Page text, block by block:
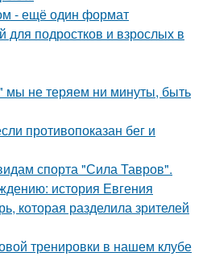
- ещё один формат
для подростков и взрослых в
мы не теряем ни минуты, быть
противопоказан бег и
спорта "Сила Тавров".
история Евгения
которая разделила зрителей
тренировки в нашем клубе